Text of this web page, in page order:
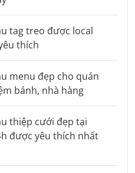
tag treo được local
thích
menu đẹp cho quán
bánh, nhà hàng
thiệp cưới đẹp tại
được yêu thích nhất